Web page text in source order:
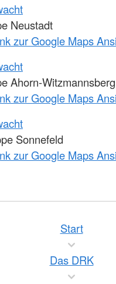
Neustadt
zur Google Maps
Ahorn-Witzmannsberg
zur Google Maps
Sonnefeld
zur Google Maps
Start
Das DRK